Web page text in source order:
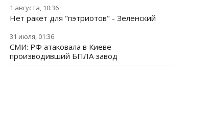
1 августа, 10:36
Нет ракет для "пэтриотов" - Зеленский
31 июля, 01:36
СМИ: РФ атаковала в Киеве
производивший БПЛА завод